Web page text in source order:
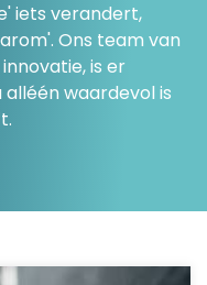
iets verandert,
Ons team van
is er
waardevol is